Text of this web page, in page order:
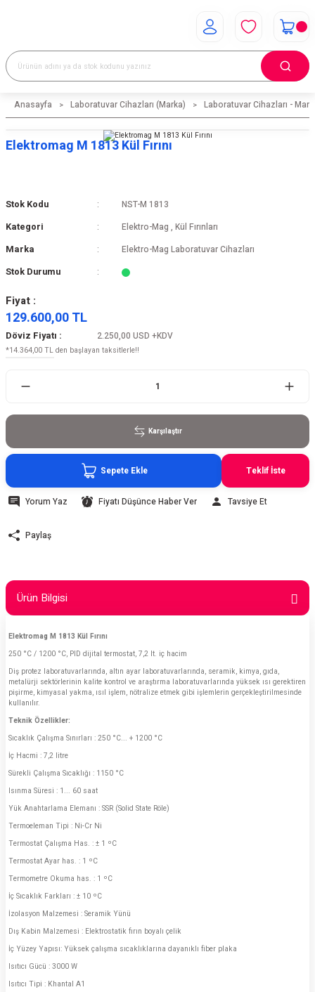
Anasayfa Laboratuvar Cihazları (Marka) Laboratuvar Cihazları -
Elektromag M 1813 Kül Fırını
Stok Kodu NST-M 1813
Kategori Elektro-Mag , Kül Fırınları
Marka Elektro-Mag Laboratuvar Cihazları
Stok Durumu
Fiyat :
129.600,00 TL
Döviz Fiyatı : 2.250,00 USD +KDV
*14.364,00 TL den başlayan taksitlerle!!
Karşılaştır
Sepete Ekle Teklif İste
Yorum Yaz Fiyatı Düşünce Haber Ver Tavsiye Et
Paylaş
Ürün Bilgisi
Elektromag M 1813 Kül Fırını
250 °C / 1200 °C, PID dijital termostat, 7,2 lt. iç hacim
Diş protez laboratuvarlarında, altın ayar laboratuvarlarında, seramik, kimya, gıda,
metalürji sektörlerinin kalite kontrol ve araştırma laboratuvarlarında yüksek ısı gerektiren
pişirme, kimyasal yakma, ısıl işlem, nötralize etmek gibi işlemlerin gerçekleştirilmesinde
kullanılır.
Teknik Özellikler:
Sıcaklık Çalışma Sınırları : 250 °C... + 1200 °C
İç Hacmi : 7,2 litre
Sürekli Çalışma Sıcaklığı : 1150 °C
Isınma Süresi : 1... 60 saat
Yük Anahtarlama Elemanı : SSR (Solid State Röle)
Termoeleman Tipi : Ni-Cr Ni
Termostat Çalışma Has. : ± 1 ºC
Termostat Ayar has. : 1 ºC
Termometre Okuma has. : 1 ºC
İç Sıcaklık Farkları : ± 10 ºC
İzolasyon Malzemesi : Seramik Yünü
Dış Kabin Malzemesi : Elektrostatik fırın boyalı çelik
İç Yüzey Yapısı: Yüksek çalışma sıcaklıklarına dayanıklı fiber plaka
Isıtıcı Gücü : 3000 W
Isıtıcı Tipi : Khantal A1